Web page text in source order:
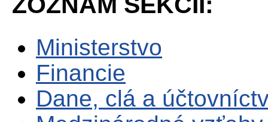
Ministerstvo
Financie
Dane, clá a